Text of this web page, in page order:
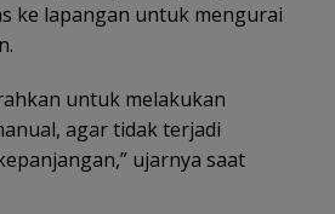
ke lapangan untuk mengurai
untuk melakukan
agar tidak terjadi
ujarnya saat